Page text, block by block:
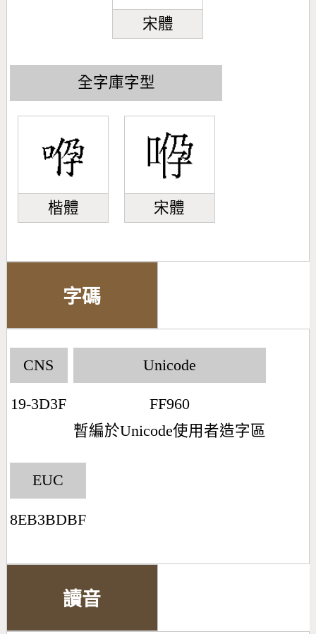
宋體
全字庫字型
楷體 宋體
字碼
CNS
19-3D3F
Unicode
FF960
暫編於Unicode使用者造字區
EUC
8EB3BDBF
讀音